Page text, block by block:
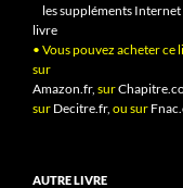
les suppléments Internet
livre
• Vous pouvez acheter ce
sur
Amazon.fr, sur
sur Decitre.fr, ou sur
AUTRE LIVRE